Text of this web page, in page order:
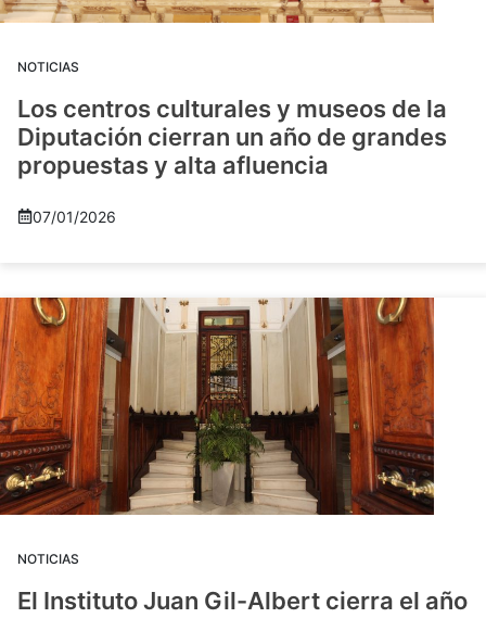
NOTICIAS
Los centros culturales y museos de la
Diputación cierran un año de grandes
propuestas y alta afluencia
07/01/2026
NOTICIAS
El Instituto Juan Gil-Albert cierra el año